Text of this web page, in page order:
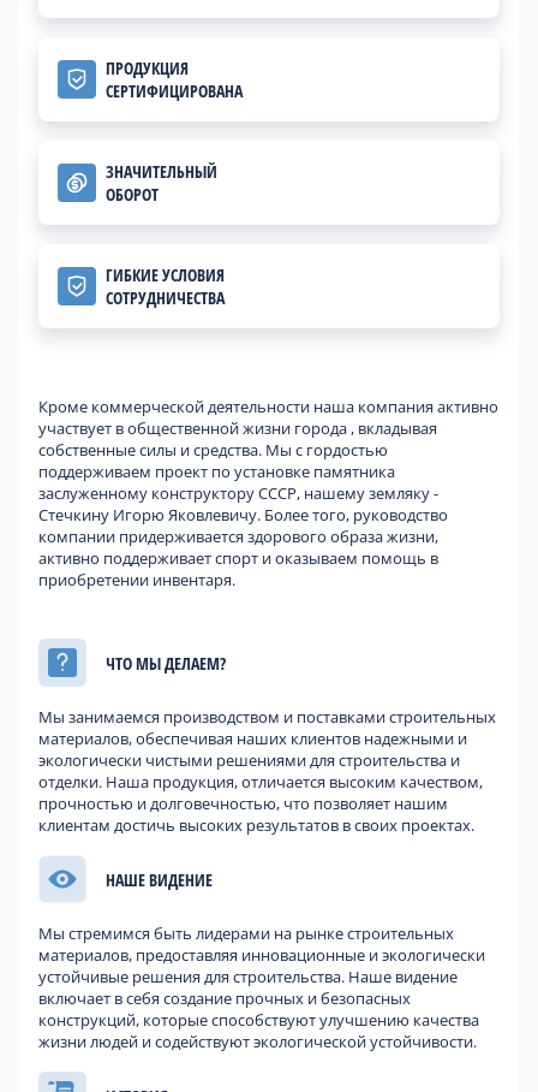
ПРОДУКЦИЯ
СЕРТИФИЦИРОВАНА
ЗНАЧИТЕЛЬНЫЙ
ОБОРОТ
ГИБКИЕ УСЛОВИЯ
СОТРУДНИЧЕСТВА
Кроме коммерческой деятельности наша компания активно
участвует в общественной жизни города , вкладывая
собственные силы и средства. Мы с гордостью
поддерживаем проект по установке памятника
заслуженному конструктору СССР, нашему земляку -
Стечкину Игорю Яковлевичу. Более того, руководство
компании придерживается здорового образа жизни,
активно поддерживает спорт и оказываем помощь в
приобретении инвентаря.
ЧТО МЫ ДЕЛАЕМ?
Мы занимаемся производством и поставками строительных
материалов, обеспечивая наших клиентов надежными и
экологически чистыми решениями для строительства и
отделки. Наша продукция, отличается высоким качеством,
прочностью и долговечностью, что позволяет нашим
клиентам достичь высоких результатов в своих проектах.
НАШЕ ВИДЕНИЕ
Мы стремимся быть лидерами на рынке строительных
материалов, предоставляя инновационные и экологически
устойчивые решения для строительства. Наше видение
включает в себя создание прочных и безопасных
конструкций, которые способствуют улучшению качества
жизни людей и содействуют экологической устойчивости.